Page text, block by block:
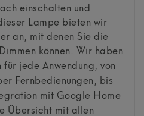
einschalten und
Lampe bieten wir
an, mit denen Sie die
können. Wir haben
jede Anwendung, von
Fernbedienungen, bis
mit Google Home
Übersicht mit allen